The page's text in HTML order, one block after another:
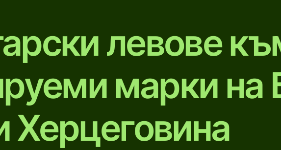
левове
марки на
Херцеговина